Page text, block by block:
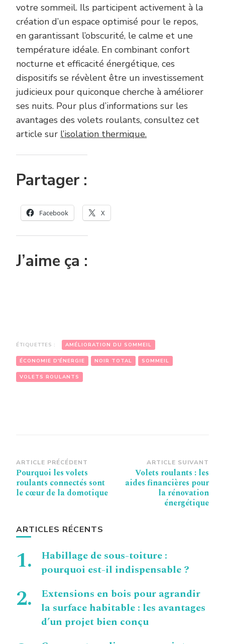
votre sommeil. Ils participent activement à la
création d’un espace optimisé pour le repos,
en garantissant l’obscurité, le calme et une
température idéale. En combinant confort
nocturne et efficacité énergétique, ces
dispositifs se révèlent être un investissement
judicieux pour quiconque cherche à améliorer
ses nuits. Pour plus d’informations sur les
avantages des volets roulants, consultez cet
article sur l’isolation thermique.
Partager :
Facebook X
J’aime ça :
ÉTIQUETTES : AMÉLIORATION DU SOMMEIL
ÉCONOMIE D'ÉNERGIE NOIR TOTAL SOMMEIL
VOLETS ROULANTS
Navigation
d’article
ARTICLE PRÉCÉDENT
Pourquoi les volets
roulants connectés sont
le cœur de la domotique
ARTICLE SUIVANT
Volets roulants : les
aides financières pour
la rénovation
énergétique
ARTICLES RÉCENTS
Habillage de sous-toiture :
pourquoi est-il indispensable ?
Extensions en bois pour agrandir
la surface habitable : les avantages
d’un projet bien conçu